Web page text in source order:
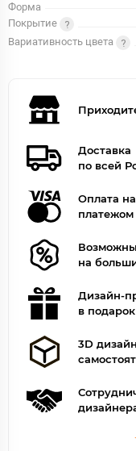
Форма
Покрытие
Вариативность цвета
Доставка
по всей
Оплата
платежом
на
Дизайн-
в подарок
3D